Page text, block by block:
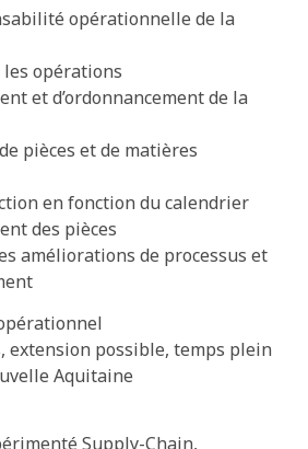
opérationnelle de la
opérations
et d’ordonnancement de la
pièces et de matières
en fonction du calendrier
des pièces
améliorations de processus et
extension possible, temps plein
Aquitaine
Supply-Chain,